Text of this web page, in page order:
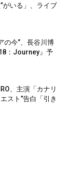
がいる」、ライブ
の今”、長谷川博
：Journey』予
、主演「カナリ
スト”告白「引き